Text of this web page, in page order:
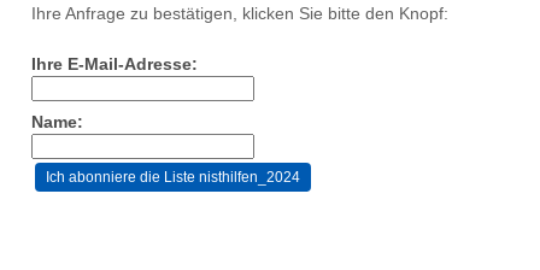
Ihre Anfrage zu bestätigen, klicken Sie bitte den Knopf:
Ihre E-Mail-Adresse:
Name: